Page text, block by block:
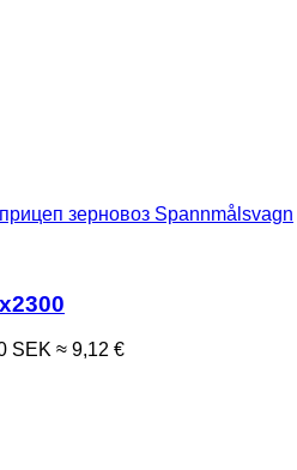
прицеп зерновоз Spannmålsvagn
SEK ≈ 9,12 €